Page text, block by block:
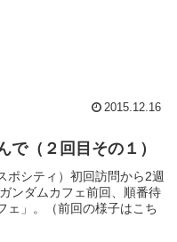
2015.12.16
で（２回目その１）
ポシティ）初回訪問から2週
ンダムカフェ前回、順番待
ェ」。（前回の様子はこち